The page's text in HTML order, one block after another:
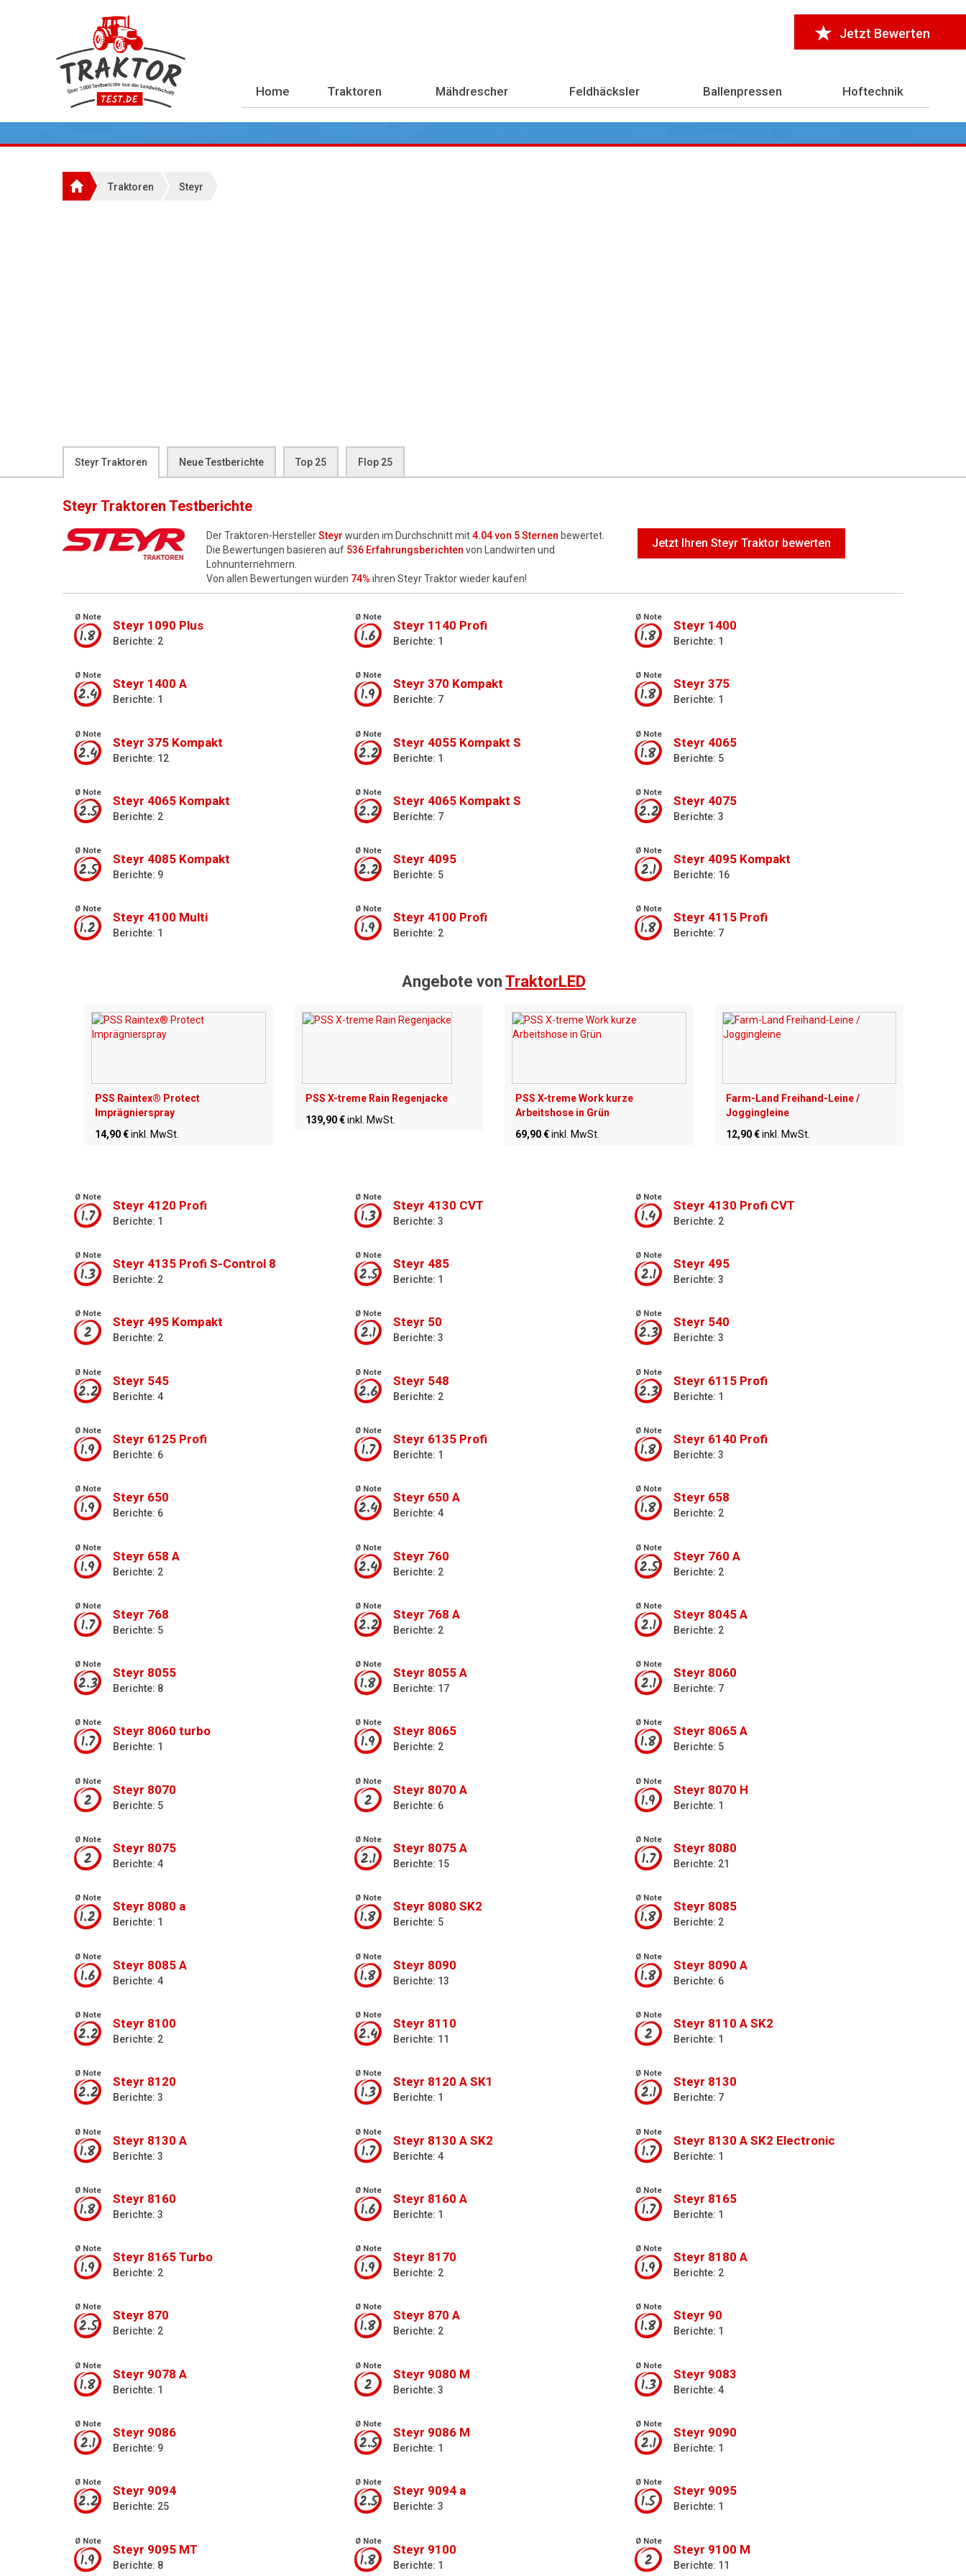
Jetzt Bewerten
Home Traktoren Mähdrescher Feldhäcksler Ballenpressen Hoftechnik
Traktoren Steyr
Steyr Traktoren Neue Testberichte Top 25 Flop 25
Steyr Traktoren Testberichte
Der Traktoren-HerstellerSteyr wurden im Durchschnitt mit4.04von 5 Sternen bewertet.
Die Bewertungen basieren auf 536 Erfahrungsberichten von Landwirten und
Lohnunternehmern.
Von allen Bewertungen würden 74% ihren Steyr Traktor wieder kaufen!
Jetzt Ihren Steyr Traktor bewerten
Ø Note
1.8
Steyr 1090 Plus
Berichte: 2
Ø Note
1.6
Steyr 1140 Profi
Berichte: 1
Ø Note
1.8
Steyr 1400
Berichte: 1
Ø Note
2.4
Steyr 1400 A
Berichte: 1
Ø Note
1.9
Steyr 370 Kompakt
Berichte: 7
Ø Note
1.8
Steyr 375
Berichte: 1
Ø Note
2.4
Steyr 375 Kompakt
Berichte: 12
Ø Note
2.2
Steyr 4055 Kompakt S
Berichte: 1
Ø Note
1.8
Steyr 4065
Berichte: 5
Ø Note
2.5
Steyr 4065 Kompakt
Berichte: 2
Ø Note
2.2
Steyr 4065 Kompakt S
Berichte: 7
Ø Note
2.2
Steyr 4075
Berichte: 3
Ø Note
2.5
Steyr 4085 Kompakt
Berichte: 9
Ø Note
2.2
Steyr 4095
Berichte: 5
Ø Note
2.1
Steyr 4095 Kompakt
Berichte: 16
Ø Note
1.2
Steyr 4100 Multi
Berichte: 1
Ø Note
1.9
Steyr 4100 Profi
Berichte: 2
Ø Note
1.8
Steyr 4115 Profi
Berichte: 7
Angebote von TraktorLED
PSS Raintex® Protect
Imprägnierspray
14,90 €inkl. MwSt.
PSS X-treme Rain Regenjacke
139,90 € inkl. MwSt.
PSS X-treme Work kurze
Arbeitshose in Grün
69,90 €inkl. MwSt.
Farm-Land Freihand-Leine /
Joggingleine
12,90 € inkl. MwSt.
Ø Note
1.7
Steyr 4120 Profi
Berichte: 1
Ø Note
1.3
Steyr 4130 CVT
Berichte: 3
Ø Note
1.4
Steyr 4130 Profi CVT
Berichte: 2
Ø Note
1.3
Steyr 4135 Profi S-Control 8
Berichte: 2
Ø Note
2.5
Steyr 485
Berichte: 1
Ø Note
2.1
Steyr 495
Berichte: 3
Ø Note
2
Steyr 495 Kompakt
Berichte: 2
Ø Note
2.1
Steyr 50
Berichte: 3
Ø Note
2.3
Steyr 540
Berichte: 3
Ø Note
2.2
Steyr 545
Berichte: 4
Ø Note
2.6
Steyr 548
Berichte: 2
Ø Note
2.3
Steyr 6115 Profi
Berichte: 1
Ø Note
1.9
Steyr 6125 Profi
Berichte: 6
Ø Note
1.7
Steyr 6135 Profi
Berichte: 1
Ø Note
1.8
Steyr 6140 Profi
Berichte: 3
Ø Note
1.9
Steyr 650
Berichte: 6
Ø Note
2.4
Steyr 650 A
Berichte: 4
Ø Note
1.8
Steyr 658
Berichte: 2
Ø Note
1.9
Steyr 658 A
Berichte: 2
Ø Note
2.4
Steyr 760
Berichte: 2
Ø Note
2.5
Steyr 760 A
Berichte: 2
Ø Note
1.7
Steyr 768
Berichte: 5
Ø Note
2.2
Steyr 768 A
Berichte: 2
Ø Note
2.1
Steyr 8045 A
Berichte: 2
Ø Note
2.3
Steyr 8055
Berichte: 8
Ø Note
1.8
Steyr 8055 A
Berichte: 17
Ø Note
2.1
Steyr 8060
Berichte: 7
Ø Note
1.7
Steyr 8060 turbo
Berichte: 1
Ø Note
1.9
Steyr 8065
Berichte: 2
Ø Note
1.8
Steyr 8065 A
Berichte: 5
Ø Note
2
Steyr 8070
Berichte: 5
Ø Note
2
Steyr 8070 A
Berichte: 6
Ø Note
1.9
Steyr 8070 H
Berichte: 1
Ø Note
2
Steyr 8075
Berichte: 4
Ø Note
2.1
Steyr 8075 A
Berichte: 15
Ø Note
1.7
Steyr 8080
Berichte: 21
Ø Note
1.2
Steyr 8080 a
Berichte: 1
Ø Note
1.8
Steyr 8080 SK2
Berichte: 5
Ø Note
1.8
Steyr 8085
Berichte: 2
Ø Note
1.6
Steyr 8085 A
Berichte: 4
Ø Note
1.8
Steyr 8090
Berichte: 13
Ø Note
1.8
Steyr 8090 A
Berichte: 6
Ø Note
2.2
Steyr 8100
Berichte: 2
Ø Note
2.4
Steyr 8110
Berichte: 11
Ø Note
2
Steyr 8110 A SK2
Berichte: 1
Ø Note
2.2
Steyr 8120
Berichte: 3
Ø Note
1.3
Steyr 8120 A SK1
Berichte: 1
Ø Note
2.1
Steyr 8130
Berichte: 7
Ø Note
1.8
Steyr 8130 A
Berichte: 3
Ø Note
1.7
Steyr 8130 A SK2
Berichte: 4
Ø Note
1.7
Steyr 8130 A SK2 Electronic
Berichte: 1
Ø Note
1.8
Steyr 8160
Berichte: 3
Ø Note
1.6
Steyr 8160 A
Berichte: 1
Ø Note
1.7
Steyr 8165
Berichte: 1
Ø Note
1.9
Steyr 8165 Turbo
Berichte: 2
Ø Note
1.9
Steyr 8170
Berichte: 2
Ø Note
1.9
Steyr 8180 A
Berichte: 2
Ø Note
2.5
Steyr 870
Berichte: 2
Ø Note
1.8
Steyr 870 A
Berichte: 2
Ø Note
1.8
Steyr 90
Berichte: 1
Ø Note
1.8
Steyr 9078 A
Berichte: 1
Ø Note
2
Steyr 9080 M
Berichte: 3
Ø Note
1.3
Steyr 9083
Berichte: 4
Ø Note
2.1
Steyr 9086
Berichte: 9
Ø Note
2.5
Steyr 9086 M
Berichte: 1
Ø Note
2.1
Steyr 9090
Berichte: 1
Ø Note
2.2
Steyr 9094
Berichte: 25
Ø Note
2.5
Steyr 9094 a
Berichte: 3
Ø Note
1.5
Steyr 9095
Berichte: 1
Ø Note
1.9
Steyr 9095 MT
Berichte: 8
Ø Note
1.8
Steyr 9100
Berichte: 1
Ø Note
2
Steyr 9100 M
Berichte: 11